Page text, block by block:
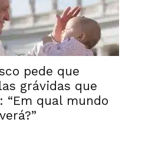
pede que
grávidas que
“Em qual mundo